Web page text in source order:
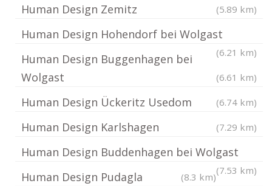
Human Design Zemitz (5.89 km)
Human Design Hohendorf bei Wolgast
(6.21 km)
Human Design Buggenhagen bei
Wolgast
(6.61 km)
Human Design Ückeritz Usedom (6.74 km)
Human Design Karlshagen (7.29 km)
Human Design Buddenhagen bei Wolgast
(7.53 km)
Human Design Pudagla (8.3 km)